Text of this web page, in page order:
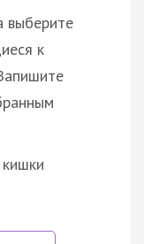
выберите
к